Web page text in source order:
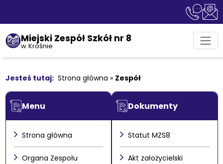
Miejski Zespół Szkół nr 8
w Krośnie
Strona główna » Zespół
Menu
Strona główna
Organa Zespołu
Dokumenty
Statut MZS8
Akt założycielski